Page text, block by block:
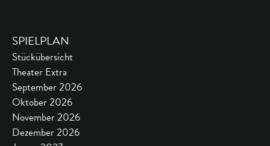
SPIELPLAN
Stückübersicht
Theater Extra
September 2026
Oktober 2026
November 2026
Dezember 2026